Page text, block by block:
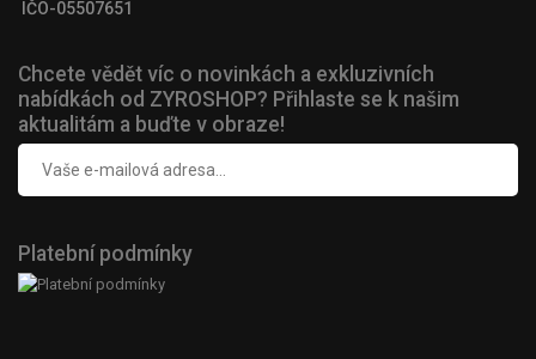
IČO-05507651
Chcete vědět víc o novinkách a exkluzivních
nabídkách od ZYROSHOP? Přihlaste se k našim
aktualitám a buďte v obraze!
Platební podmínky